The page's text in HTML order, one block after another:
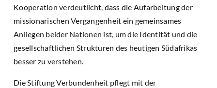
Kooperation verdeutlicht, dass die Aufarbeitung der
missionarischen Vergangenheit ein gemeinsames
Anliegen beider Nationen ist, um die Identität und die
gesellschaftlichen Strukturen des heutigen Südafrikas
besser zu verstehen.
Die Stiftung Verbundenheit pflegt mit der